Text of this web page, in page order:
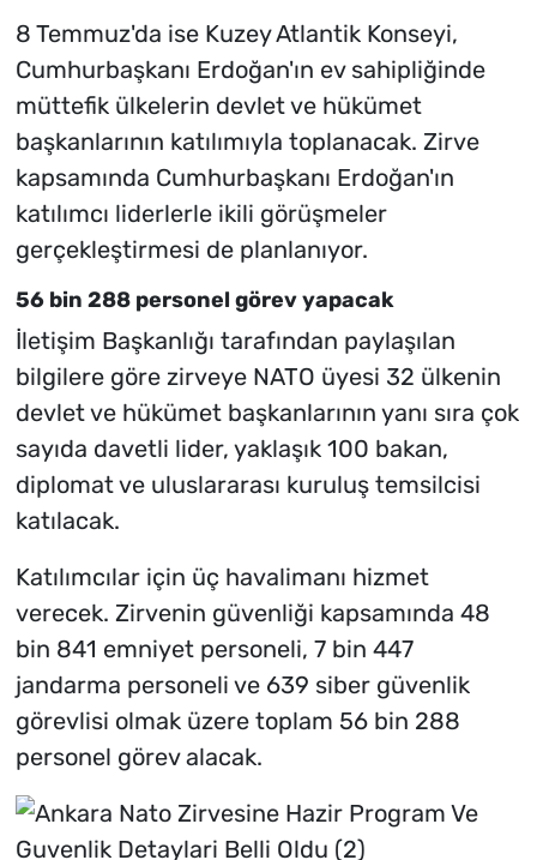
8 Temmuz'da ise Kuzey Atlantik Konseyi,
Cumhurbaşkanı Erdoğan'ın ev sahipliğinde
müttefik ülkelerin devlet ve hükümet
başkanlarının katılımıyla toplanacak. Zirve
kapsamında Cumhurbaşkanı Erdoğan'ın
katılımcı liderlerle ikili görüşmeler
gerçekleştirmesi de planlanıyor.
56 bin 288 personel görev yapacak
İletişim Başkanlığı tarafından paylaşılan
bilgilere göre zirveye NATO üyesi 32 ülkenin
devlet ve hükümet başkanlarının yanı sıra çok
sayıda davetli lider, yaklaşık 100 bakan,
diplomat ve uluslararası kuruluş temsilcisi
katılacak.
Katılımcılar için üç havalimanı hizmet
verecek. Zirvenin güvenliği kapsamında 48
bin 841 emniyet personeli, 7 bin 447
jandarma personeli ve 639 siber güvenlik
görevlisi olmak üzere toplam 56 bin 288
personel görev alacak.